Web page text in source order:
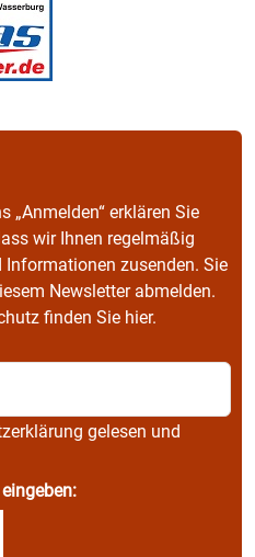
„Anmelden“ erklären Sie
wir Ihnen regelmäßig
zusenden. Sie
Newsletter abmelden.
finden Sie hier.
gelesen und